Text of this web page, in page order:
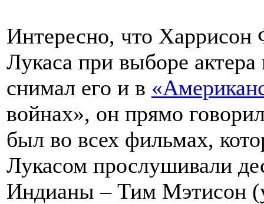
Интересно, что
Лукаса при выборе
снимал его и в
войнах», он прямо
был во всех фильмах,
Лукасом прослушивали
Индианы – Тим Мэтисон